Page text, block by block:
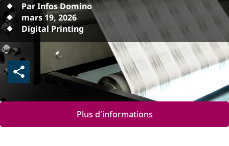
Par Infos Domino
mars 19, 2026
Digital Printing
Plus d'informations